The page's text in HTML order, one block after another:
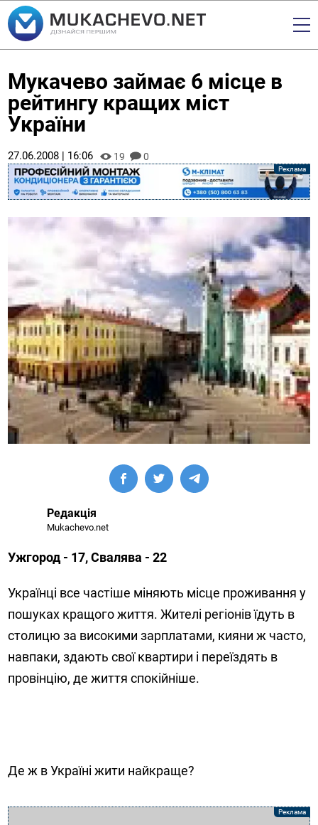
Мукачево займає 6 місце в
рейтингу кращих міст
України
27.06.2008 | 16:06 19 0
Редакція
Mukachevo.net
Ужгород - 17, Свалява - 22
Українці все частіше міняють місце проживання у
пошуках кращого життя. Жителі регіонів їдуть в
столицю за високими зарплатами, кияни ж часто,
навпаки, здають свої квартири і переїздять в
провінцію, де життя спокійніше.
Де ж в Україні жити найкраще?